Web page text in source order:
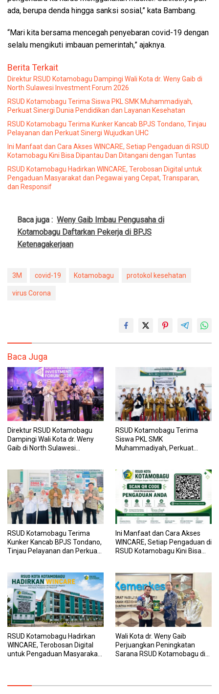
ada, berupa denda hingga sanksi sosial,” kata Bambang.
“Mari kita bersama mencegah penyebaran covid-19 dengan
selalu mengikuti imbauan pemerintah,” ajaknya.
Berita Terkait
Direktur RSUD Kotamobagu Dampingi Wali Kota dr. Weny Gaib di
North Sulawesi Investment Forum 2026
RSUD Kotamobagu Terima Siswa PKL SMK Muhammadiyah,
Perkuat Sinergi Dunia Pendidikan dan Layanan Kesehatan
RSUD Kotamobagu Terima Kunker Kancab BPJS Tondano, Tinjau
Pelayanan dan Perkuat Sinergi Wujudkan UHC
Ini Manfaat dan Cara Akses WINCARE, Setiap Pengaduan di RSUD
Kotamobagu Kini Bisa Dipantau Dan Ditangani dengan Tuntas
RSUD Kotamobagu Hadirkan WINCARE, Terobosan Digital untuk
Pengaduan Masyarakat dan Pegawai yang Cepat, Transparan,
dan Responsif
Baca juga : Weny Gaib Imbau Pengusaha di
Kotamobagu Daftarkan Pekerja di BPJS
Ketenagakerjaan
3M covid-19 Kotamobagu protokol kesehatan
virus Corona
Baca Juga
Direktur RSUD Kotamobagu
Dampingi Wali Kota dr. Weny
Gaib di North Sulawesi
RSUD Kotamobagu Terima
Siswa PKL SMK
Muhammadiyah, Perkuat
RSUD Kotamobagu Terima
Kunker Kancab BPJS Tondano,
Tinjau Pelayanan dan Perkuat
Ini Manfaat dan Cara Akses
WINCARE, Setiap Pengaduan di
RSUD Kotamobagu Kini Bisa
RSUD Kotamobagu Hadirkan
WINCARE, Terobosan Digital
untuk Pengaduan Masyarakat
Wali Kota dr. Weny Gaib
Perjuangkan Peningkatan
Sarana RSUD Kotamobagu di